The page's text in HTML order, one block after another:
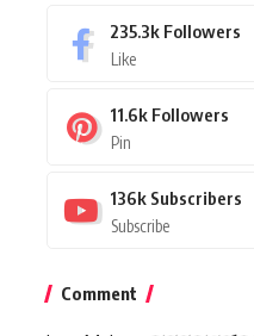
235.3k Followers
Like
11.6k Followers
Pin
136k Subscribers
Subscribe
Comment